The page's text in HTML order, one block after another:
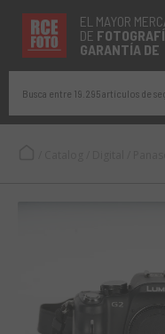
EL MAYOR
DE
GARANTÍA
Busca entre 19.295 artículos de